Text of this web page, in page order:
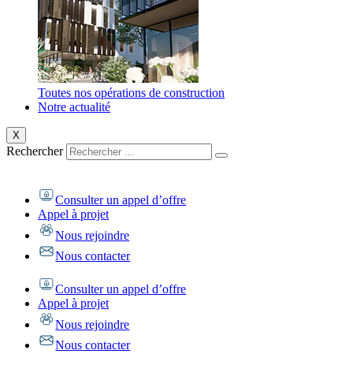
Toutes nos opérations de construction
Notre actualité
X
Rechercher
Consulter un appel d’offre
Appel à projet
Nous rejoindre
Nous contacter
Consulter un appel d’offre
Appel à projet
Nous rejoindre
Nous contacter